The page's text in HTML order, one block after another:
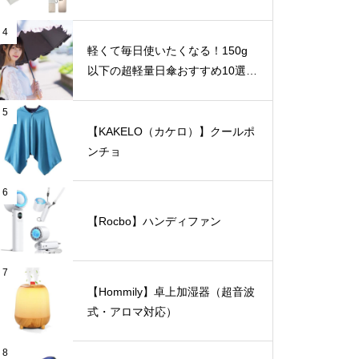
4
軽くて毎日使いたくなる！150g
以下の超軽量日傘おすすめ10選
5
【KAKELO（カケロ）】クールポ
ンチョ
6
【Rocbo】ハンディファン
7
【Hommily】卓上加湿器（超音波
式・アロマ対応）
8